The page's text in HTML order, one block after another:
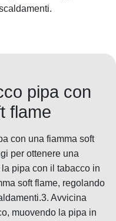
pipa con
flame
con una fiamma soft
per ottenere una
pipa con il tabacco in
soft flame, regolando
Avvicina
muovendo la pipa in